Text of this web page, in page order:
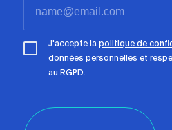
J'accepte lapolitique de
données personnelles et
au RGPD.